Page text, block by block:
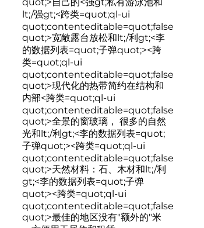
lt;/强gt;<跨类=quot;ql-ui
quot;contenteditable=quot;false
quot;>宽敞露台放松和lt;/利gt;<李
的数据列表=quot;子弹quot;><跨
类=quot;ql-ui
quot;contenteditable=quot;false
quot;>现代化的热带简约在结构和
内部<跨类=quot;ql-ui
quot;contenteditable=quot;false
quot;>全景的窗玻璃， 很多的自然
光和lt;/利gt;<李的数据列表=quot;
子弹quot;><跨类=quot;ql-ui
quot;contenteditable=quot;false
quot;>天然材料：石、木材和lt;/利
gt;<李的数据列表=quot;子弹
quot;><跨类=quot;ql-ui
quot;contenteditable=quot;false
quot;>最佳的地区没有"额外的"米